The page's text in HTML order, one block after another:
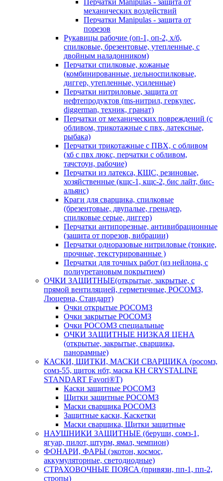
Перчатки Manipulas - защита от
механических воздействий
Перчатки Manipulas - защита от
порезов
Рукавицы рабочие (оп-1, оп-2, х/б,
спилковые, брезентовые, утепленные, с
двойным наладонником)
Перчатки спилковые, кожаные
(комбинированные, цельноспилковые,
диггер, утепленные, усиленные)
Перчатки нитриловые, защита от
нефтепродуктов (ms-нитрил, геркулес,
diggerman, техник, гранат)
Перчатки от механических повреждений (с
обливом, трикотажные с пвх, латексные,
рыбака)
Перчатки трикотажные с ПВХ, с обливом
(хб с пвх люкс, перчатки с обливом,
тачстоун, рабочие)
Перчатки из латекса, КЩС, резиновые,
хозяйственные (кщс-1, кщс-2, бис лайт, бис-
альянс)
Краги для сварщика, спилковые
(брезентовые, двупалые, гренадер,
спилковые серые, диггер)
Перчатки антипорезные, антивибрационные
(зашита от порезов, вибрации)
Перчатки одноразовые нитриловые (тонкие,
прочные, текстурированные )
Перчатки для точных работ (из нейлона, с
полиуретановым покрытием)
ОЧКИ ЗАЩИТНЫЕ(открытые, закрытые, с
прямой вентиляцией, герметичные, РОСОМЗ,
Люцерна, Стандарт)
Очки открытые РОСОМЗ
Очки закрытые РОСОМЗ
Очки РОСОМЗ специальные
ОЧКИ ЗАЩИТНЫЕ НИЗКАЯ ЦЕНА
(открытые, закрытые, сварщика,
панорамные)
КАСКИ, ЩИТКИ, МАСКИ СВАРЩИКА (росомз,
сомз-55, щиток нбт, маска КН CRYSTALINE
STANDART Favori®T)
Каски защитные РОСОМЗ
Щитки защитные РОСОМЗ
Маски сварщика РОСОМЗ
Защитные каски, Каскетки
Маски сварщика, Щитки защитные
НАУШНИКИ ЗАЩИТНЫЕ (беруши, сомз-1,
ягуар, пилот, штурм, ямал, чемпион)
ФОНАРИ, ФАРЫ (экотон, космос,
аккумуляторные, светодиодные)
СТРАХОВОЧНЫЕ ПОЯСА (привязи, пп-1, пп-2,
стропы)